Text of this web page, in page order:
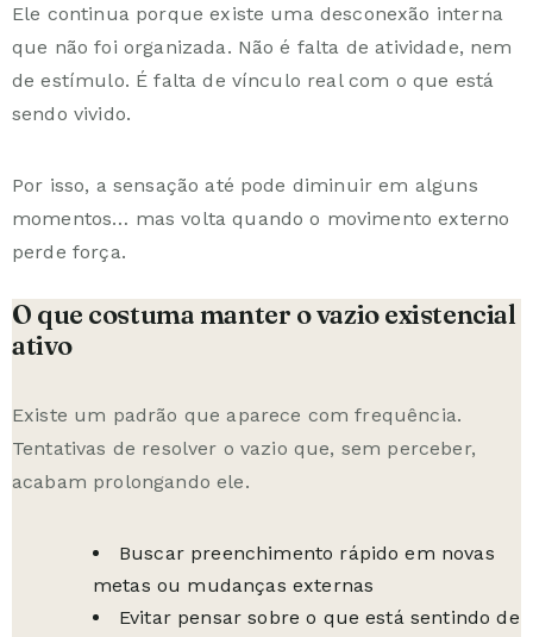
Ele continua porque existe uma desconexão interna
que não foi organizada. Não é falta de atividade, nem
de estímulo. É falta de vínculo real com o que está
sendo vivido.
Por isso, a sensação até pode diminuir em alguns
momentos… mas volta quando o movimento externo
perde força.
O que costuma manter o vazio existencial
ativo
Existe um padrão que aparece com frequência.
Tentativas de resolver o vazio que, sem perceber,
acabam prolongando ele.
Buscar preenchimento rápido em novas
metas ou mudanças externas
Evitar pensar sobre o que está sentindo de